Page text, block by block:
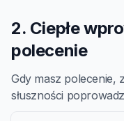
2. Ciepłe
polecenie
Gdy masz polecenie,
słuszności